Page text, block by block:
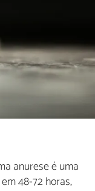
anurese é uma
48-72 horas,